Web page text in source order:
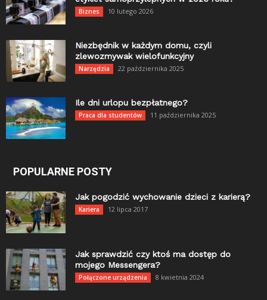
Biznes 10 lutego 2026
Niezbędnik w każdym domu, czyli
zlewozmywak wielofunkcyjny
Narzędzia 22 października 2025
Ile dni urlopu bezpłatnego?
Praca dla studentów 11 października 2025
POPULARNE POSTY
Jak pogodzić wychowanie dzieci z karierą?
Kariera 12 lipca 2017
Jak sprawdzić czy ktoś ma dostęp do
mojego Messengera?
Połączone urządzenia 8 kwietnia 2024